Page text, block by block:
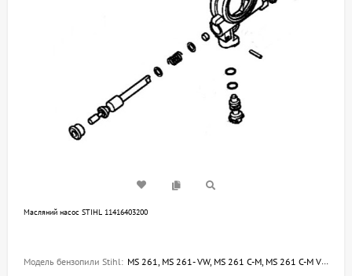
Масляний насос STIHL 11416403200
Модель бензопили Stihl: MS 261, MS 261- VW, MS 261 C-M, MS 261 C-M VW